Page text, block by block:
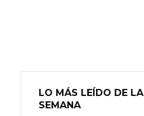
LO MÁS LEÍDO DE LA
SEMANA